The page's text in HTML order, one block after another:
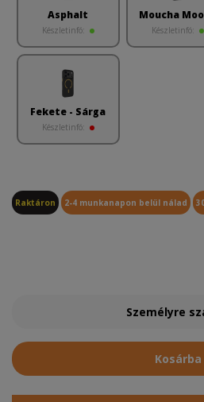
Asphalt
Készletinfó:
Moucha
Készletinfó:
Fekete - Sárga
Készletinfó:
Raktáron 2-4 munkanapon belül nálad
Személyre
Kosárba